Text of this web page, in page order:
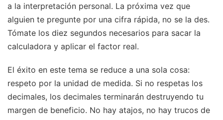
a la interpretación personal. La próxima vez que
alguien te pregunte por una cifra rápida, no se la des.
Tómate los diez segundos necesarios para sacar la
calculadora y aplicar el factor real.
El éxito en este tema se reduce a una sola cosa:
respeto por la unidad de medida. Si no respetas los
decimales, los decimales terminarán destruyendo tu
margen de beneficio. No hay atajos, no hay trucos de